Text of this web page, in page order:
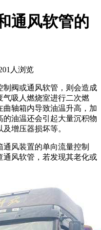
通风软管的
人浏览
制阀或通风软管，则会造成
气吸人燃烧室进行二次燃
轴箱内导致油温升高，加
油温还会引起大量沉积物
增压器损坏等。
风装置的单向流量控制
通风软管，若发现其老化或